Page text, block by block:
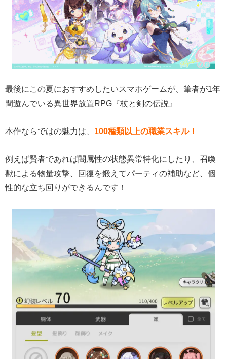
最後にこの夏におすすめしたいスマホゲームが、筆者が1年
間遊んでいる異世界放置RPG『杖と剣の伝説』
本作ならではの魅力は、 100種類以上の職業スキル！
例えば賢者であれば闇属性の状態異常特化にしたり、召喚
獣による物量攻撃、回復を鍛えてパーティの補助など、個
性的な立ち回りができるんです！